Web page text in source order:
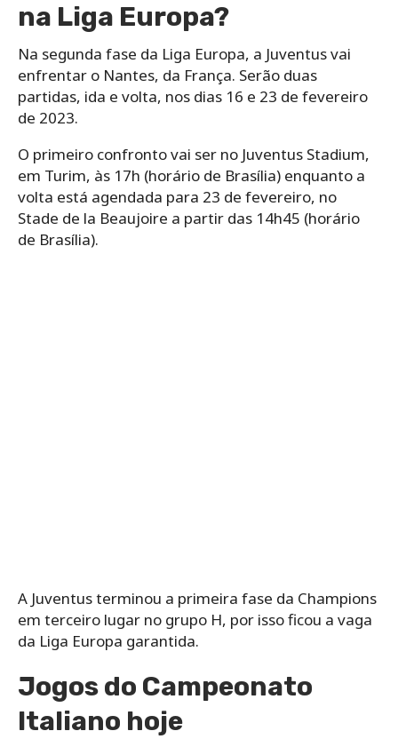
na Liga Europa?
Na segunda fase da Liga Europa, a Juventus vai
enfrentar o Nantes, da França. Serão duas
partidas, ida e volta, nos dias 16 e 23 de fevereiro
de 2023.
O primeiro confronto vai ser no Juventus Stadium,
em Turim, às 17h (horário de Brasília) enquanto a
volta está agendada para 23 de fevereiro, no
Stade de la Beaujoire a partir das 14h45 (horário
de Brasília).
A Juventus terminou a primeira fase da Champions
em terceiro lugar no grupo H, por isso ficou a vaga
da Liga Europa garantida.
Jogos do Campeonato
Italiano hoje